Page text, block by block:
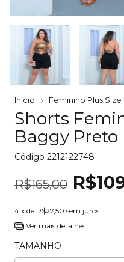
Início Feminino Plus Size
Shorts
Baggy Preto
Código 2212122748
R$165,00
4 x de R$27,50 sem juros
Ver mais detalhes
TAMANHO